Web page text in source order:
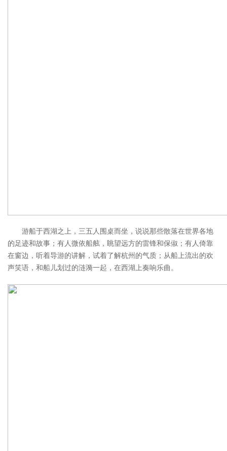
游船于西湖之上，三五人围桌而坐，说说那些散落在世界各地
的足迹和故事；有人微依船舷，眺望远方的雷锋和保俶；有人倚靠
在窗边，听着导游的讲解，试着了解杭州的气质；从船上流出的欢
声笑语，和船儿划过的涟漪一起，在西湖上奏响乐曲。